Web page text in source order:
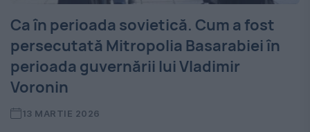
Ca în perioada sovietică. Cum a fost
persecutată Mitropolia Basarabiei în
perioada guvernării lui Vladimir
Voronin
13 MARTIE 2026